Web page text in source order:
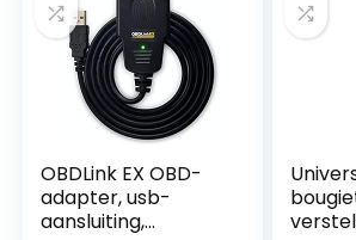
OBDLink EX OBD-
adapter, usb-
aansluiting,